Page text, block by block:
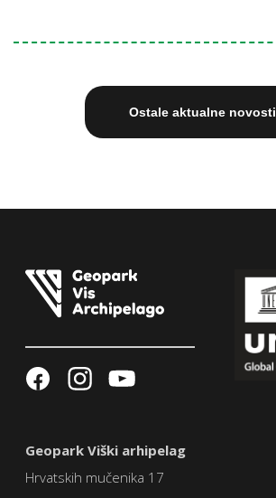
Ostale aktualne novosti
Geopark Viški arhipelag
Hrvatskih mučenika 17